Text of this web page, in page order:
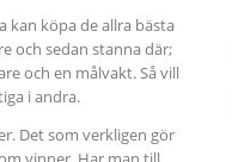
kan köpa de allra bästa
och sedan stanna där;
och en målvakt. Så vill
i andra.
Det som verkligen gör